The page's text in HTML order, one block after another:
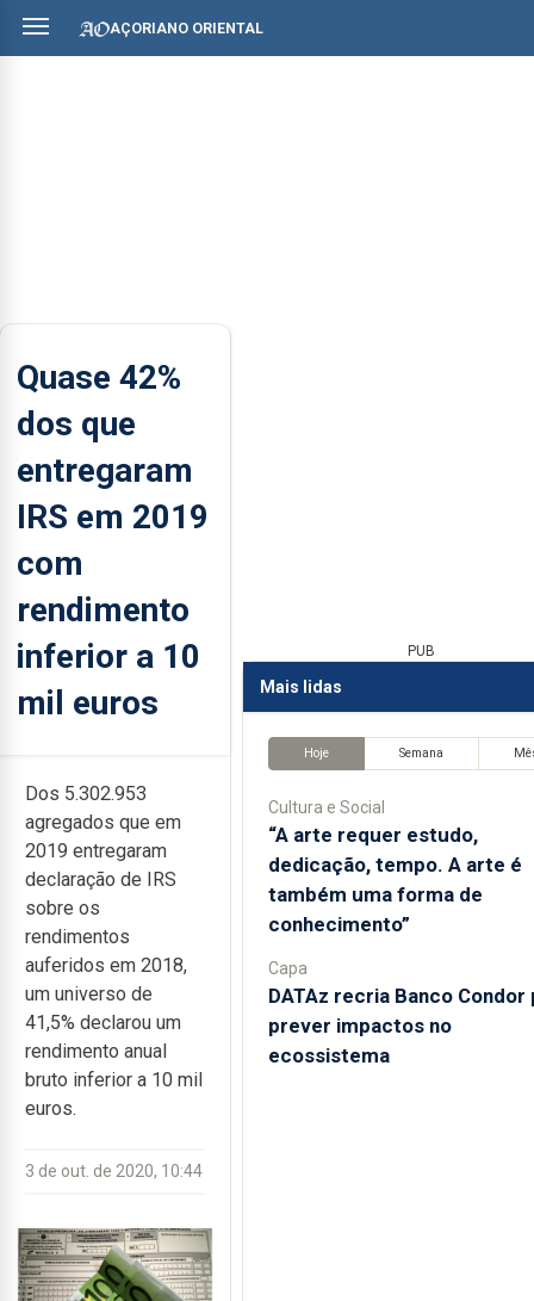
AÇORIANO ORIENTAL
Quase 42%
dos que
entregaram
IRS em 2019
com
rendimento
inferior a 10
mil euros
Dos 5.302.953
agregados que em
2019 entregaram
declaração de IRS
sobre os
rendimentos
auferidos em 2018,
um universo de
41,5% declarou um
rendimento anual
bruto inferior a 10 mil
euros.
3 de out. de 2020, 10:44
PUB
Mais lidas
Hoje Semana
Cultura e Social
“A arte requer estudo,
dedicação, tempo. A arte é
também uma forma de
conhecimento”
Capa
DATAz recria Banco Condor
prever impactos no
ecossistema